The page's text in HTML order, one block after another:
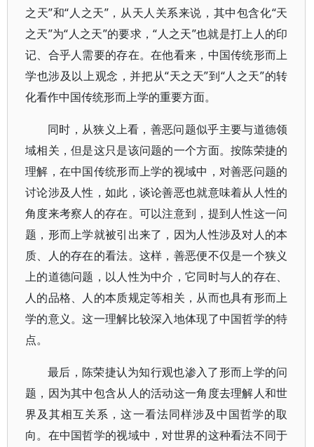
之天”和“人之天”，从天人关系来说，其中包含化“天
之天”为“人之天”的要求，“人之天”也就是打上人的印
记、合乎人需要的存在。在他看来，中国传统形而上
学也涉及以上观念，并把从“天之天”到“人之天”的转
化看作中国传统形而上学的重要方面。
同时，从狭义上看，善恶问题似乎主要与道德领
域相关，但是这只是该问题的一个方面。按陈荣捷的
理解，在中国传统形而上学的视域中，对善恶问题的
讨论涉及人性，如此，谈论善恶也就意味着从人性的
角度来考察人的存在。可以注意到，提到人性这一问
题，形而上学就被引出来了，因为人性涉及对人的本
质、人的存在的看法。这样，善恶便不仅是一个狭义
上的道德问题，以人性为中介，它同时与人的存在、
人的品格、人的本质规定等相关，从而也具有形而上
学的意义。这一理解比较深入地体现了中国哲学的特
点。
最后，陈荣捷认为知行观也渗入了形而上学的问
题，因为其中包含从人的活动这一角度去理解人和世
界及其相互关系，这一看法同样涉及中国哲学的取
向。在中国哲学的视域中，对世界的这种看法不同于